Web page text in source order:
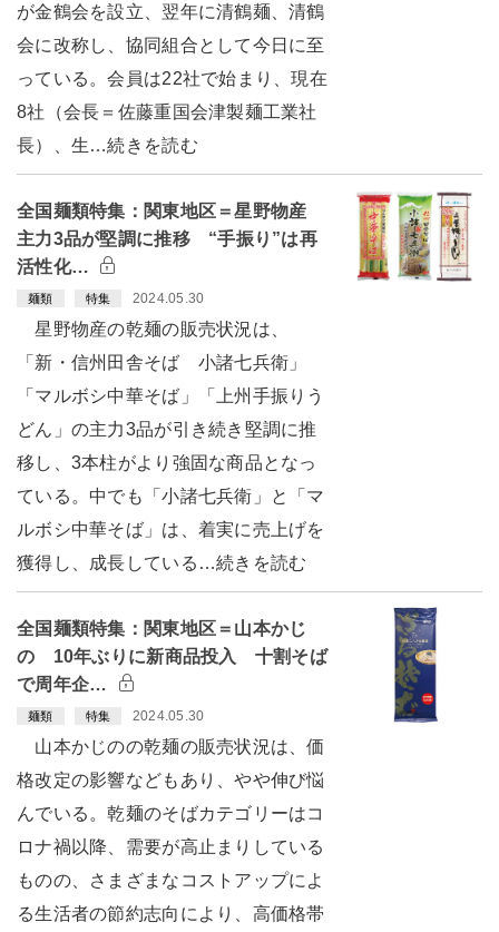
が金鶴会を設立、翌年に清鶴麺、清鶴
会に改称し、協同組合として今日に至
っている。会員は22社で始まり、現在
8社（会長＝佐藤重国会津製麺工業社
長）、生…続きを読む
全国麺類特集：関東地区＝星野物産
主力3品が堅調に推移 “手振り”は再
活性化…
麺類 特集 2024.05.30
星野物産の乾麺の販売状況は、
「新・信州田舎そば 小諸七兵衛」
「マルボシ中華そば」「上州手振りう
どん」の主力3品が引き続き堅調に推
移し、3本柱がより強固な商品となっ
ている。中でも「小諸七兵衛」と「マ
ルボシ中華そば」は、着実に売上げを
獲得し、成長している…続きを読む
全国麺類特集：関東地区＝山本かじ
の 10年ぶりに新商品投入 十割そば
で周年企…
麺類 特集 2024.05.30
山本かじのの乾麺の販売状況は、価
格改定の影響などもあり、やや伸び悩
んでいる。乾麺のそばカテゴリーはコ
ロナ禍以降、需要が高止まりしている
ものの、さまざまなコストアップによ
る生活者の節約志向により、高価格帯